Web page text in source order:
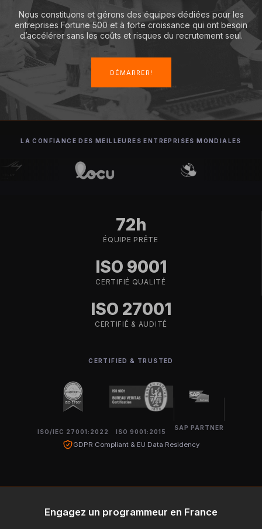
Nous constituons et gérons des équipes dédiées pour les
entreprises Fortune 500 et à forte croissance qui ont besoin
d’accélérer sans les coûts et risques du recrutement seul.
DÉMARRER!
LA CONFIANCE DES MEILLEURES ENTREPRISES MONDIALES
72h
ÉQUIPE PRÊTE
ISO 9001
CERTIFIÉ QUALITÉ
ISO 27001
CERTIFIÉ & AUDITÉ
CERTIFIED & TRUSTED
ISO/IEC 27001:2022 ISO 9001:2015
SAP PARTNER
GDPR Compliant & EU Data Residency
Engagez un programmeur en France